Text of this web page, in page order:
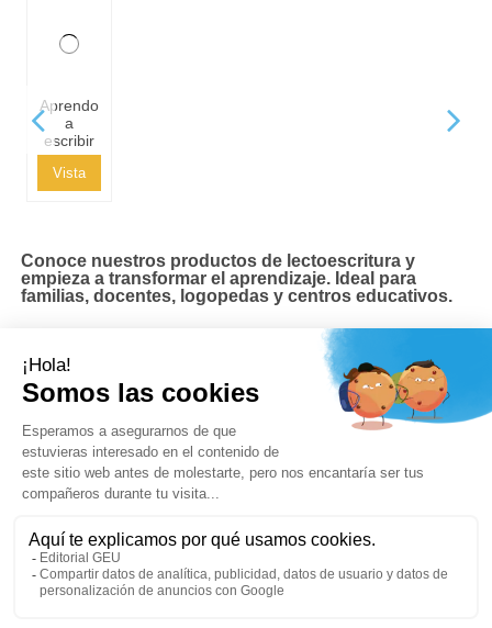
Aprendo
a
escribir
Vista
Conoce nuestros productos de lectoescritura y
empieza a transformar el aprendizaje. Ideal para
familias, docentes, logopedas y centros educativos.
Síguenos